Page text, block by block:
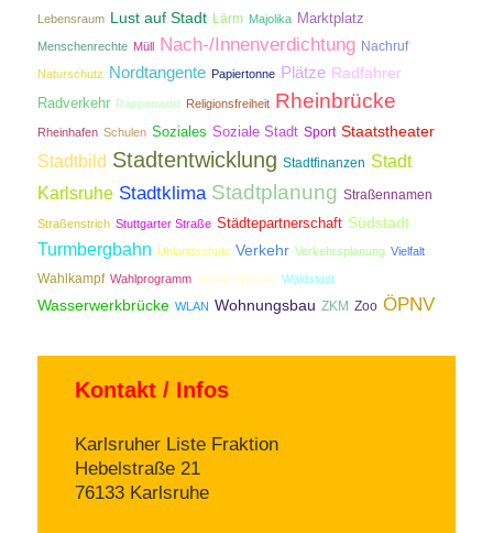
Lebensraum Lust auf Stadt Lärm Majolika Marktplatz
Menschenrechte Müll Nach-/Innenverdichtung Nachruf
Naturschutz Nordtangente Papiertonne Plätze Radfahrer
Radverkehr Rappenwört Religionsfreiheit Rheinbrücke
Rheinhafen Schulen Soziales Soziale Stadt Sport Staatstheater
Stadtbild Stadtentwicklung Stadtfinanzen Stadt
Karlsruhe Stadtklima Stadtplanung Straßennamen
Straßenstrich Stuttgarter Straße Städtepartnerschaft Südstadt
Turmbergbahn Uhlandschule Verkehr Verkehrsplanung Vielfalt
Wahlkampf Wahlprogramm Wahlprüfsteine Waldstadt
Wasserwerkbrücke WLAN Wohnungsbau ZKM Zoo ÖPNV
Kontakt / Infos
Karlsruher Liste Fraktion
Hebelstraße 21
76133 Karlsruhe